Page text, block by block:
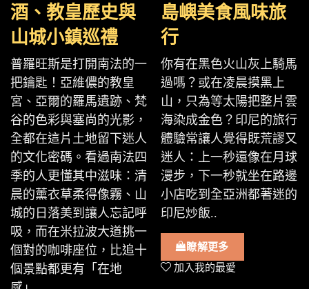
酒、教皇歷史與
山城小鎮巡禮
普羅旺斯是打開南法的一
把鑰匙！亞維儂的教皇
宮、亞爾的羅馬遺跡、梵
谷的色彩與塞尚的光影，
全都在這片土地留下迷人
的文化密碼。看過南法四
季的人更懂其中滋味：清
晨的薰衣草柔得像霧、山
城的日落美到讓人忘記呼
吸，而在米拉波大道挑一
個對的咖啡座位，比追十
個景點都更有「在地
島嶼美食風味旅
行
你有在黑色火山灰上騎馬
過嗎？或在凌晨摸黑上
山，只為等太陽把整片雲
海染成金色？印尼的旅行
體驗常讓人覺得既荒謬又
迷人：上一秒還像在月球
漫步，下一秒就坐在路邊
小店吃到全亞洲都著迷的
印尼炒飯..
瞭解更多
加入我的最愛